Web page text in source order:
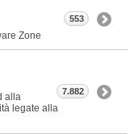
Zone
553
alla
legate alla
7.882